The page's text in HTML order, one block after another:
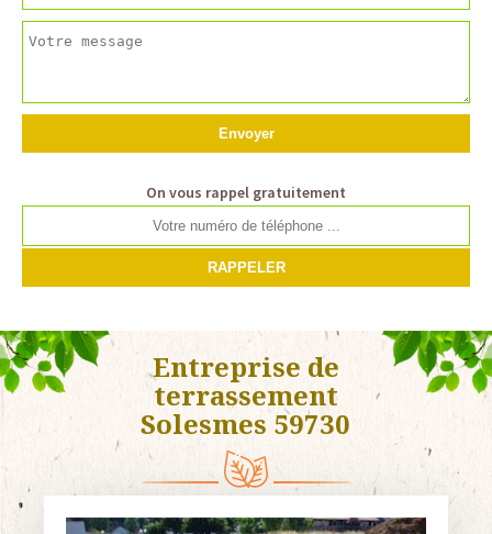
On vous rappel gratuitement
Entreprise de
terrassement
Solesmes 59730